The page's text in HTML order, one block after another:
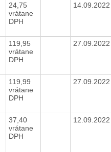
24,75
vrátane
DPH
14.09.2022
119,95
vrátane
DPH
27.09.2022
119,99
vrátane
DPH
27.09.2022
37,40
vrátane
DPH
12.09.2022